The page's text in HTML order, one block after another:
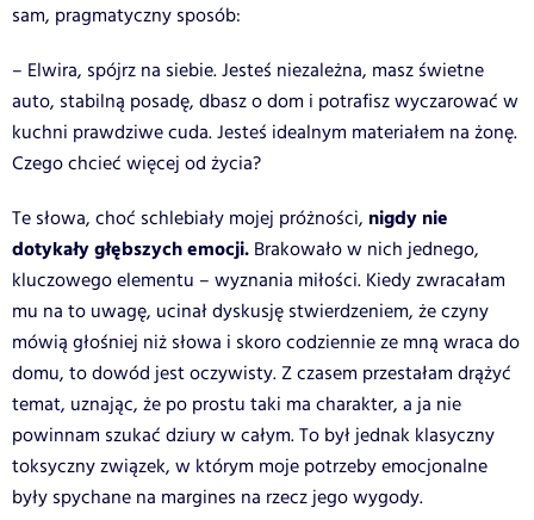
sam, pragmatyczny sposób:
– Elwira, spójrz na siebie. Jesteś niezależna, masz świetne
auto, stabilną posadę, dbasz o dom i potrafisz wyczarować w
kuchni prawdziwe cuda. Jesteś idealnym materiałem na żonę.
Czego chcieć więcej od życia?
Te słowa, choć schlebiały mojej próżności, nigdy nie
dotykały głębszych emocji. Brakowało w nich jednego,
kluczowego elementu – wyznania miłości. Kiedy zwracałam
mu na to uwagę, ucinał dyskusję stwierdzeniem, że czyny
mówią głośniej niż słowa i skoro codziennie ze mną wraca do
domu, to dowód jest oczywisty. Z czasem przestałam drążyć
temat, uznając, że po prostu taki ma charakter, a ja nie
powinnam szukać dziury w całym. To był jednak klasyczny
toksyczny związek, w którym moje potrzeby emocjonalne
były spychane na margines na rzecz jego wygody.